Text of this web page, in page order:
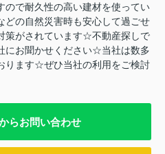
で耐久性の高い建材を使ってい
の自然災害時も安心して過ごせ
策がされています☆不動産探しで
にお聞かせください☆当社は数多
ります☆ぜひ当社の利用をご検討
らお問い合わせ